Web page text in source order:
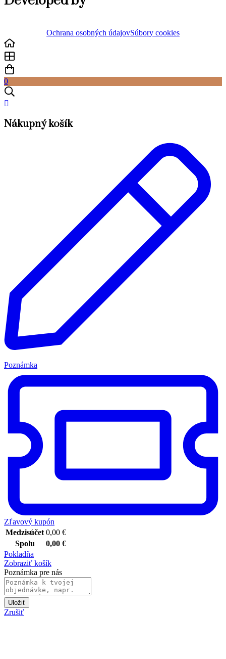
Ochrana osobných údajovSúbory cookies
0
Nákupný košík
Poznámka
Zľavový kupón
Medzisúčet 0,00 €
Spolu
0,00 €
Pokladňa
Zobraziť košík
Poznámka pre nás
Uložiť
Zrušiť